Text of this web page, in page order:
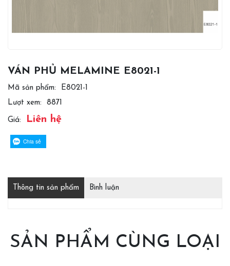
VÁN PHỦ MELAMINE E8021-1
Mã sản phẩm:
E8021-1
Lượt xem:
8871
Giá: Liên hệ
Chia sẻ
Thông tin sản phẩm Bình luận
SẢN PHẨM CÙNG LOẠI